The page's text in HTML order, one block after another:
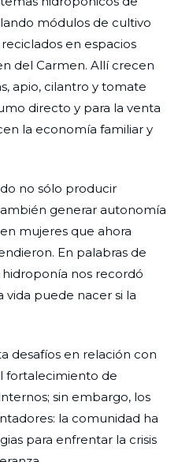
módulos de cultivo
en espacios
del Carmen. Allí crecen
apio, cilantro y tomate
directo y para la venta
la economía familiar y
no sólo producir
generar autonomía
mujeres que ahora
En palabras de
hidroponía nos recordó
vida puede nacer si la
desafíos en relación con
fortalecimiento de
sin embargo, los
la comunidad ha
para enfrentar la crisis